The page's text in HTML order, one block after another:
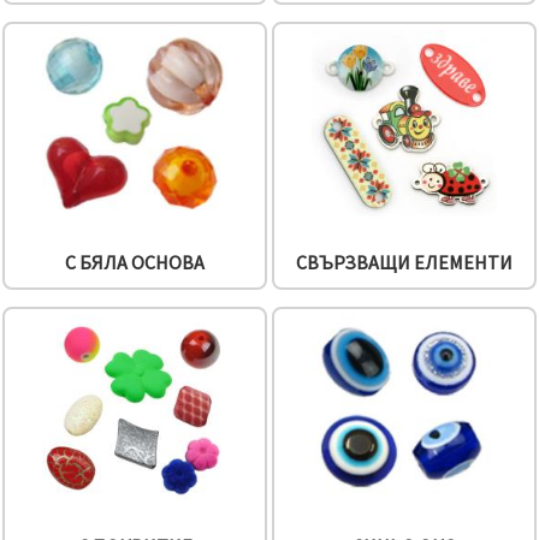
С БЯЛА ОСНОВА СВЪРЗВАЩИ ЕЛЕМЕНТИ